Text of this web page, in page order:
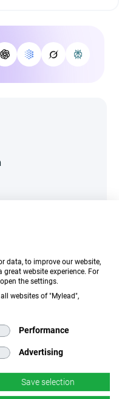
Tablet
data, to improve our website,
website experience. For
the settings.
websites of "Mylead",
Performance
Advertising
Save selection